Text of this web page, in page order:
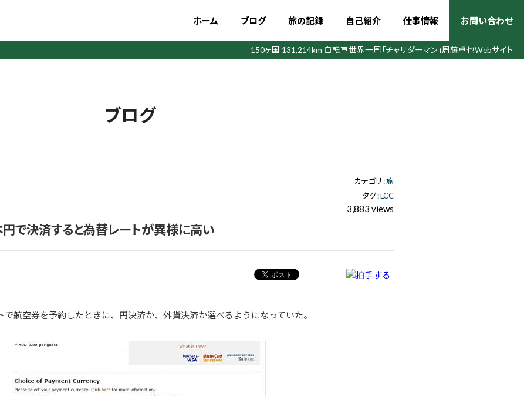
ホーム ブログ 旅の記録 自己紹介 仕事情報 お問い合わせ
150ヶ国 131,214km 自転車世界一周 「チャリダーマン」周藤卓也Webサイト
ブログ
カテゴリ :旅
タグ :LCC
3,883 views
で決済すると為替レートが異様に高い
航空券を予約したときに、円決済か、外貨決済か選べるようになっていた。